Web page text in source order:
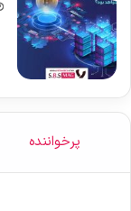
پرخواننده